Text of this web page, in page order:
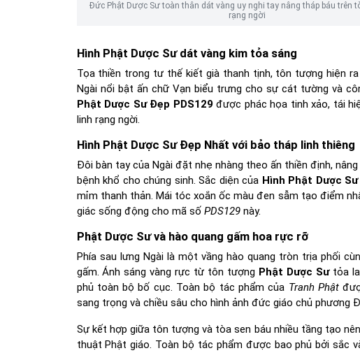
Đức Phật Dược Sư toàn thân dát vàng uy nghi tay nâng tháp báu trên
rạng ngời
Hình Phật Dược Sư dát vàng kim tỏa sáng
Tọa thiền trong tư thế kiết già thanh tịnh, tôn tượng hiện
Ngài nổi bật ấn chữ Vạn biểu trưng cho sự cát tường và
Phật Dược Sư Đẹp PDS129được phác họa tinh xảo, tái
linh rạng ngời.
Hình Phật Dược Sư Đẹp Nhất với bảo tháp linh thiêng
Đôi bàn tay của Ngài đặt nhẹ nhàng theo ấn thiền định,
bệnh khổ cho chúng sinh. Sắc diện của Hình Phật Dược
mỉm thanh thản. Mái tóc xoắn ốc màu đen sẫm tạo điểm
giác sống động cho mã số PDS129này.
Phật Dược Sư và hào quang gấm hoa rực rỡ
Phía sau lưng Ngài là một vầng hào quang tròn trịa phối
gấm. Ánh sáng vàng rực từ tôn tượng Phật Dược Sưtỏa
phủ toàn bộ bố cục. Toàn bộ tác phẩm của Tranh Phật
sang trọng và chiều sâu cho hình ảnh đức giáo chủ phương
Sự kết hợp giữa tôn tượng và tòa sen báu nhiều tầng tạo
thuật Phật giáo. Toàn bộ tác phẩm được bao phủ bởi sắc